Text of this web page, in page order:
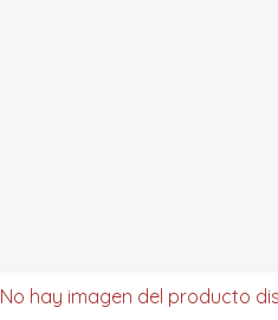
No hay imagen del producto